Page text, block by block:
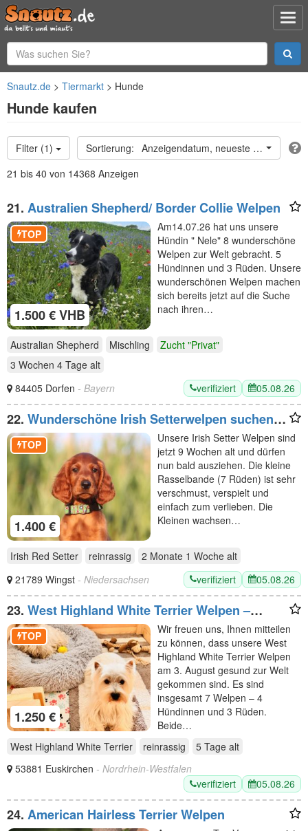
Snautz.de Tiermarkt Hunde
Hunde kaufen
Filter (1)
Anzeigendatum, neueste oben
21 bis 40 von 14368 Anzeigen
21. Australien Shepherd/ Border Collie Welpen
1.500 € VHB
TOP
Am14.07.26 hat uns unsere
Hündin " Nele" 8 wunderschöne
Welpen zur Welt gebracht. 5
Hündinnen und 3 Rüden. Unsere
wunderschönen Welpen machen
sich bereits jetzt auf die Suche
nach ihren…
Australian Shepherd Mischling
Zucht "Privat"
3 Wochen 4 Tage alt
84405 Dorfen - Bayern verifiziert 05.08.26
22. Wunderschöne Irish Setterwelpen suchen
liebevolle Plätze
1.400 €
TOP
Unsere Irish Setter Welpen sind
jetzt 9 Wochen alt und dürfen
nun bald ausziehen. Die kleine
Rasselbande (7 Rüden) ist sehr
verschmust, verspielt und
einfach zum verlieben. Die
Kleinen wachsen…
Irish Red Setter reinrassig 2 Monate 1 Woche alt
21789 Wingst - Niedersachsen verifiziert 05.08.26
23. West Highland White Terrier Welpen –
Einmaliger Wurf erwartet
1.250 €
TOP
Wir freuen uns, Ihnen mitteilen
zu können, dass unsere West
Highland White Terrier Welpen
am 3. August gesund zur Welt
gekommen sind. Es sind
insgesamt 7 Welpen – 4
Hündinnen und 3 Rüden.
Beide…
West Highland White Terrier
reinrassig 5 Tage alt
53881 Euskirchen - Nordrhein-Westfalen
verifiziert
05.08.26
24. American Hairless Terrier Welpen